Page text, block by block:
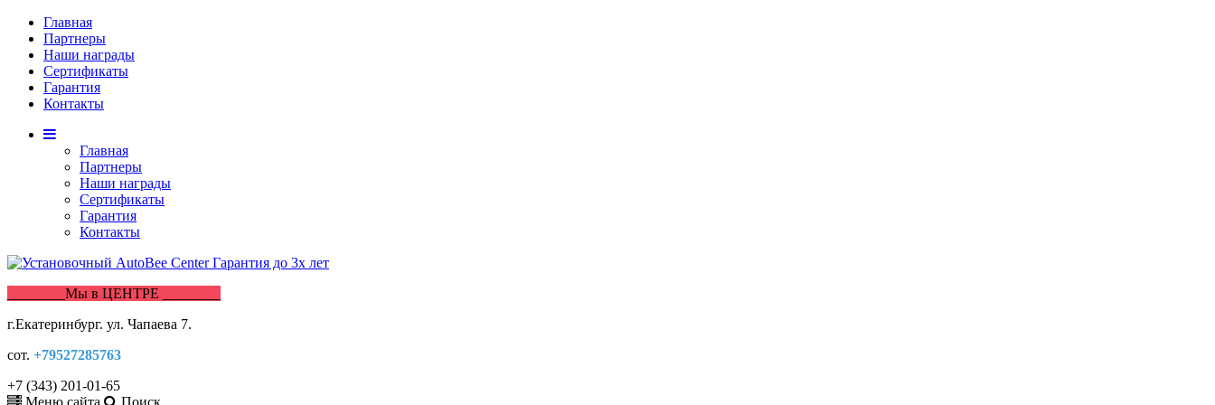
Главная
Партнеры
Наши награды
Сертификаты
Гарантия
Контакты
Главная
Партнеры
Наши награды
Сертификаты
Гарантия
Контакты
________Мы в ЦЕНТРЕ ________
г.Екатеринбург. ул. Чапаева 7.
сот. +79527285763
+7 (343) 201-01-65
Меню сайта
Поиск